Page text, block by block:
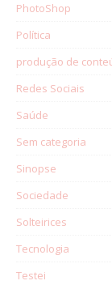
PhotoShop
Política
produção de
Redes Sociais
Saúde
Sem categoria
Sinopse
Sociedade
Solteirices
Tecnologia
Testei